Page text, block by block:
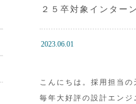
２５卒対象インター
2023.06.01
こんにちは。採用担当の
毎年大好評の設計エン